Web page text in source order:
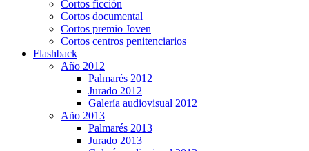
Cortos ficción
Cortos documental
Cortos premio Joven
Cortos centros penitenciarios
Flashback
Año 2012
Palmarés 2012
Jurado 2012
Galería audiovisual 2012
Año 2013
Palmarés 2013
Jurado 2013